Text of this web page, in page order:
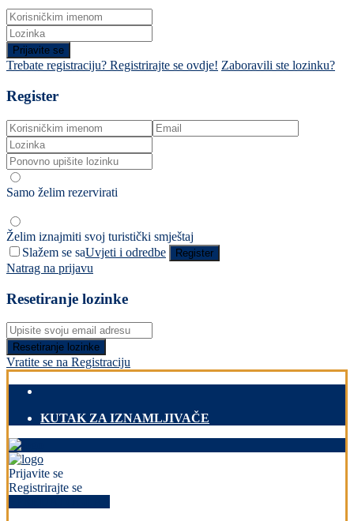
Prijavite se
Trebate registraciju? Registrirajte se ovdje! Zaboravili ste lozinku?
Register
Samo želim rezervirati
Želim iznajmiti svoj turistički smještaj
Slažem se saUvjeti i odredbe Register
Natrag na prijavu
Resetiranje lozinke
Resetiranje lozinke
Vratite se na Registraciju
KUTAK ZA IZNAMLJIVAČE
Prijavite se
Registrirajte se